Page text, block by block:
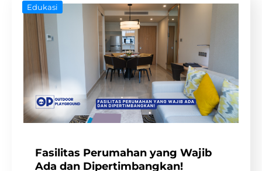
Edukasi
Fasilitas Perumahan yang Wajib
Ada dan Dipertimbangkan!